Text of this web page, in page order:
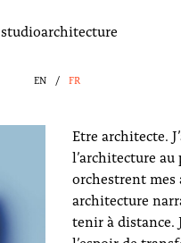
studioarchitecture
EN FR
Etre architecte.
l’architecture
orchestrent mes
architecture
tenir à distance.